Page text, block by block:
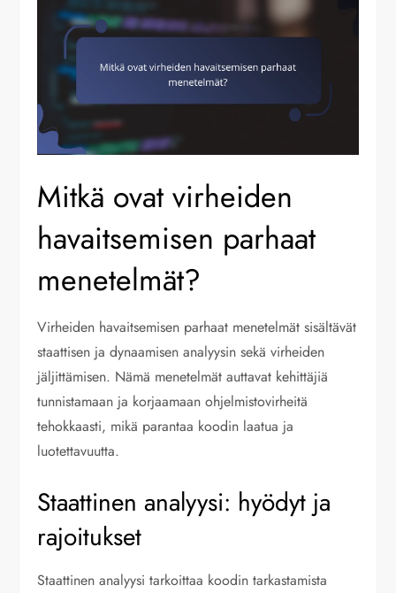
Mitkä ovat virheiden
havaitsemisen parhaat
menetelmät?
Virheiden havaitsemisen parhaat menetelmät sisältävät
staattisen ja dynaamisen analyysin sekä virheiden
jäljittämisen. Nämä menetelmät auttavat kehittäjiä
tunnistamaan ja korjaamaan ohjelmistovirheitä
tehokkaasti, mikä parantaa koodin laatua ja
luotettavuutta.
Staattinen analyysi: hyödyt ja
rajoitukset
Staattinen analyysi tarkoittaa koodin tarkastamista